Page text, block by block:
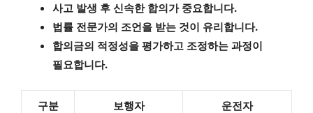
사고 발생 후 신속한 합의가 중요합니다.
법률 전문가의 조언을 받는 것이 유리합니다.
합의금의 적정성을 평가하고 조정하는 과정이
필요합니다.
구분 보행자 운전자